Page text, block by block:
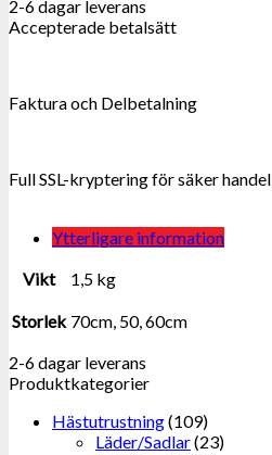
2-6 dagar leverans
Accepterade betalsätt
Faktura och Delbetalning
Full SSL-kryptering för säker handel
Ytterligare information
Vikt
1,5 kg
Storlek 70cm, 50, 60cm
2-6 dagar leverans
Produktkategorier
Hästutrustning(109)
Läder/Sadlar(23)